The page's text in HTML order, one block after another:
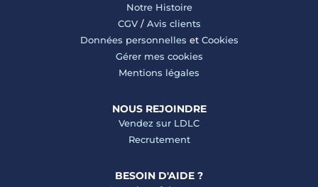
Notre Histoire
CGV/ Avis clients
Données personnelles et Cookies
Gérer mes cookies
Mentions légales
NOUS REJOINDRE
Vendez sur LDLC
Recrutement
BESOIN D'AIDE ?